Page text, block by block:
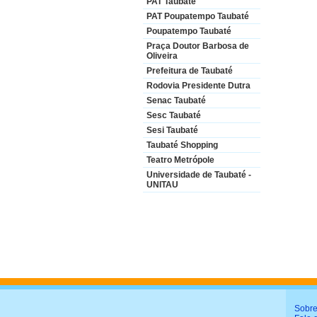
PAT Poupatempo Taubaté
Poupatempo Taubaté
Praça Doutor Barbosa de
Oliveira
Prefeitura de Taubaté
Rodovia Presidente Dutra
Senac Taubaté
Sesc Taubaté
Sesi Taubaté
Taubaté Shopping
Teatro Metrópole
Universidade de Taubaté -
UNITAU